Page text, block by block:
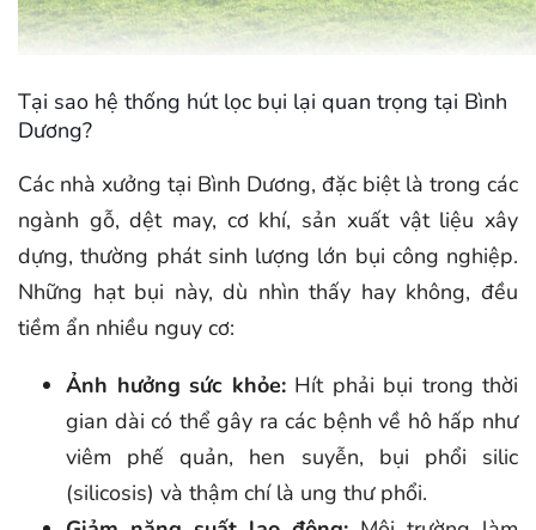
Tại sao hệ thống hút lọc bụi lại quan trọng tại Bình
Dương?
Các nhà xưởng tại Bình Dương, đặc biệt là trong các
ngành gỗ, dệt may, cơ khí, sản xuất vật liệu xây
dựng, thường phát sinh lượng lớn bụi công nghiệp.
Những hạt bụi này, dù nhìn thấy hay không, đều
tiềm ẩn nhiều nguy cơ:
Ảnh hưởng sức khỏe:Hít phải bụi trong thời
gian dài có thể gây ra các bệnh về hô hấp như
viêm phế quản, hen suyễn, bụi phổi silic
(silicosis) và thậm chí là ung thư phổi.